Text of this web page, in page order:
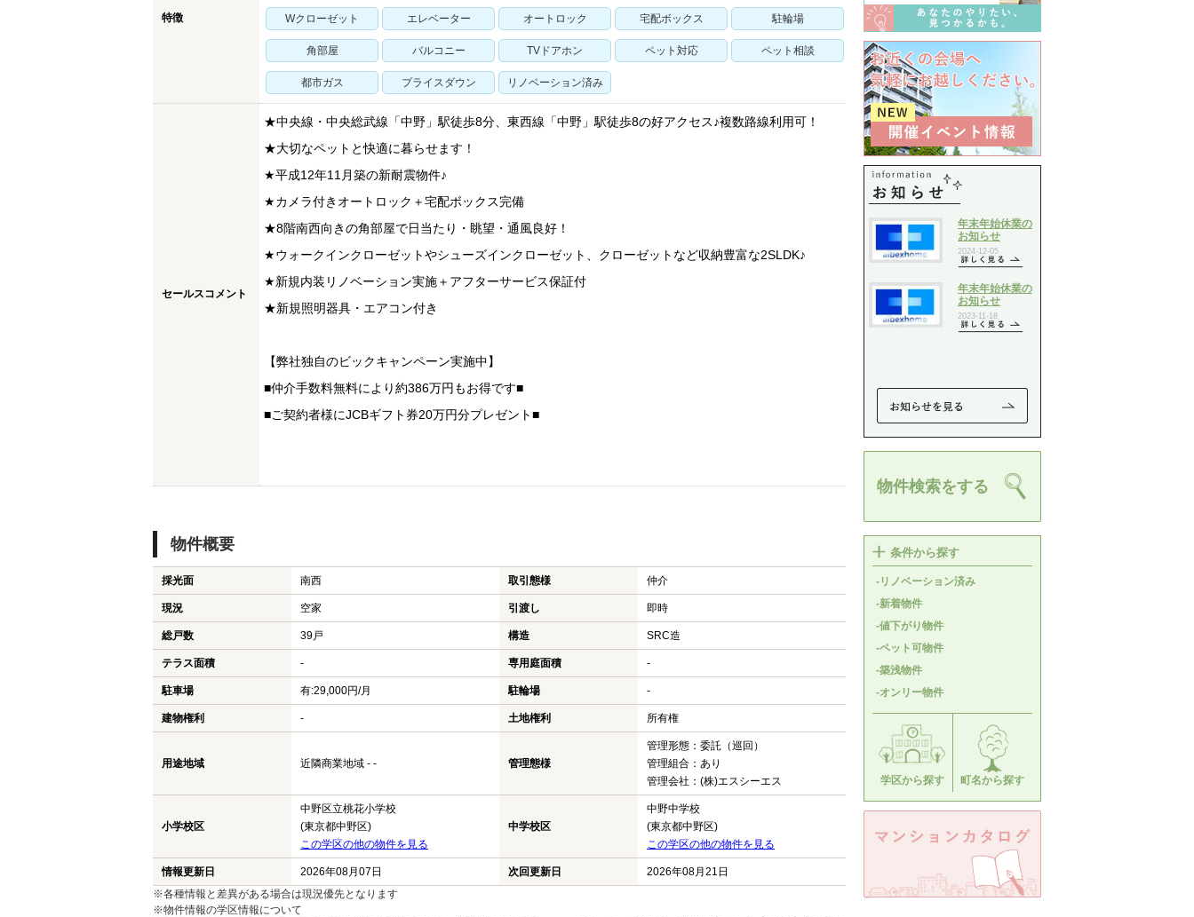
特徴 Wクローゼット エレベーター オートロック 宅配ボックス 駐輪場
角部屋 バルコニー TVドアホン ペット対応 ペット相談
都市ガス プライスダウン リノベーション済み
セールスコメント
★中央線・中央総武線「中野」駅徒歩8分、東西線「中野」駅徒歩8の好アクセス♪複数路線利用可！
★大切なペットと快適に暮らせます！
★平成12年11月築の新耐震物件♪
★カメラ付きオートロック＋宅配ボックス完備
★8階南西向きの角部屋で日当たり・眺望・通風良好！
★ウォークインクローゼットやシューズインクローゼット、クローゼットなど収納豊富な2SLDK♪
★新規内装リノベーション実施＋アフターサービス保証付
★新規照明器具・エアコン付き
【弊社独自のビックキャンペーン実施中】
■仲介手数料無料により約386万円もお得です■
■ご契約者様にJCBギフト券20万円分プレゼント■
物件概要
採光面 南西 取引態様 仲介
現況 空家 引渡し 即時
総戸数 39戸 構造 SRC造
テラス面積 - 専用庭面積 -
駐車場 有:29,000円/月 駐輪場 -
建物権利 - 土地権利 所有権
用途地域 近隣商業地域 - - 管理態様
管理形態：委託（巡回）
管理組合：あり
管理会社：(株)エスシーエス
小学校区
中野区立桃花小学校
(東京都中野区)
この学区の他の物件を見る
中学校区
中野中学校
(東京都中野区)
この学区の他の物件を見る
情報更新日 2026年08月07日 次回更新日
2026年08月21日
※各種情報と差異がある場合は現況優先となります
※物件情報の学区情報について
物件検索をする
条件から探す
-リノベーション済み
-新着物件
-値下がり物件
-ペット可物件
-築浅物件
-オンリー物件
学区から探す 町名から探す